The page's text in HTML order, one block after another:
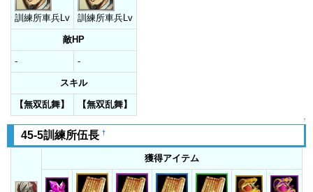
訓練所車兵Lv 訓練所車兵Lv
敵HP
- -
スキル
【無双乱舞】 【無双乱舞】
↑
45-5訓練所伍長 †
獲得アイテム